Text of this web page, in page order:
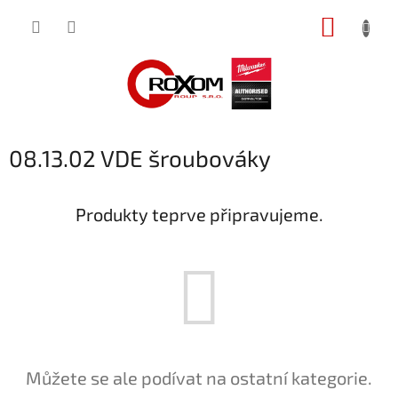
08.13.02 VDE šroubováky
Produkty teprve připravujeme.
Můžete se ale podívat na ostatní kategorie.